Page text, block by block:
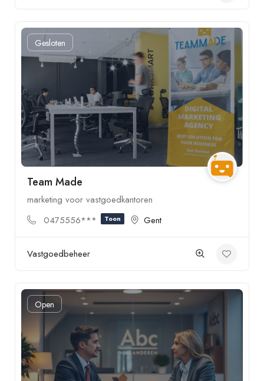
Gesloten
Team Made
marketing voor vastgoedkantoren
0475556***
Toon Gent
Vastgoedbeheer
Open